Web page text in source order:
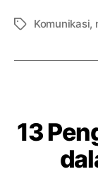
TagsKomunikasi,
13